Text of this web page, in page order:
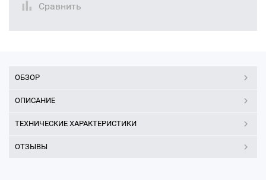
Сравнить
ОБЗОР
ОПИСАНИЕ
ТЕХНИЧЕСКИЕ ХАРАКТЕРИСТИКИ
ОТЗЫВЫ